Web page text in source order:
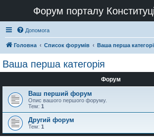
Форум порталу
Допомога
Головна Список форумів Ваша перша
Ваша перша категорія
Форум
Ваш перший форум
Опис вашого першого форуму.
Тем: 1
Другий форум
Тем: 1